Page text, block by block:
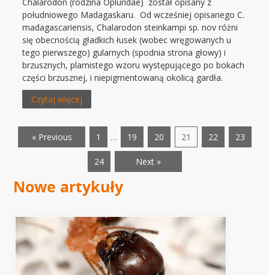
południowego Madagaskaru. Od wcześniej opisanego C.
madagascariensis, Chalarodon steinkampi sp. nov różni
się obecnością gładkich łusek (wobec wręgowanych u
tego pierwszego) gularnych (spodnia strona głowy) i
brzusznych, plamistego wzoru występującego po bokach
części brzusznej, i niepigmentowaną okolicą gardła.
Czytaj więcej
« Previous 1 … 19 20 21 22 23
24 Next »
Nowe artykuły